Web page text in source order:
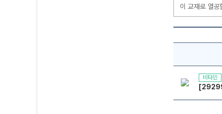
이 교재로 열
비타민